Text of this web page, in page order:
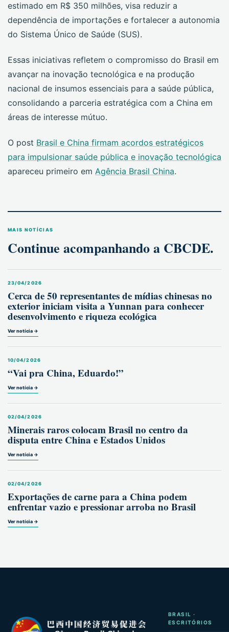
estimado em R$ 350 milhões, visa reduzir a
dependência de importações e fortalecer a autonomia
do Sistema Único de Saúde (SUS).
Essas iniciativas refletem o compromisso do Brasil em
avançar na inovação tecnológica e na produção
nacional de insumos essenciais para a saúde pública,
consolidando a parceria estratégica com a China em
áreas de interesse mútuo.
O post Brasil e China firmam acordos estratégicos
para impulsionar saúde pública e inovação tecnológica
apareceu primeiro em Agência Brasil China.
MAIS NOTÍCIAS
Continue acompanhando a CBCDE.
23/04/2026
Cerca de 50 representantes de mídias chinesas no
exterior iniciam visita a Yunnan para conhecer
desenvolvimento e riqueza ecológica
Ver notícia →
10/04/2026
“Vai pra China, Eduardo!”
Ver notícia →
02/04/2026
Minerais raros colocam Brasil no centro da
disputa entre China e Estados Unidos
Ver notícia →
02/04/2026
Exportações de carne para a China podem
enfrentar vazio e pressionar arroba no Brasil
Ver notícia →
BRASIL ·
ESCRITÓRIOS